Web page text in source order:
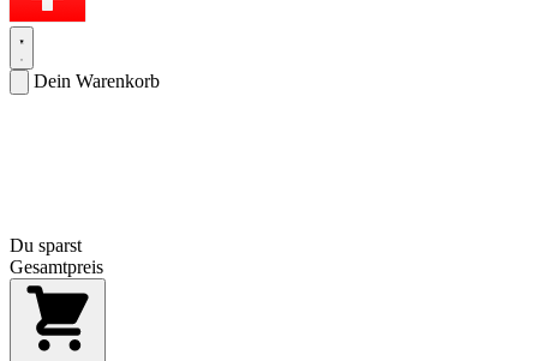
Dein Warenkorb
Du sparst
Gesamtpreis